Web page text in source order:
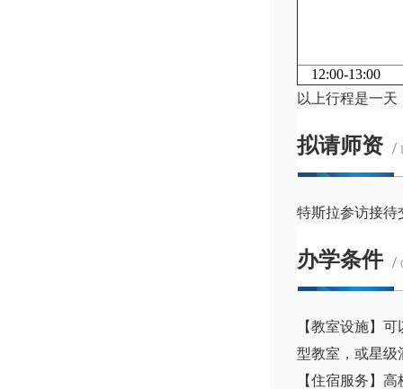
12:00-13:00
以上行程是一
拟请师资 /
特斯拉参访接待
办学条件 /
【教室设施】
型教室，或星级
【住宿服务】